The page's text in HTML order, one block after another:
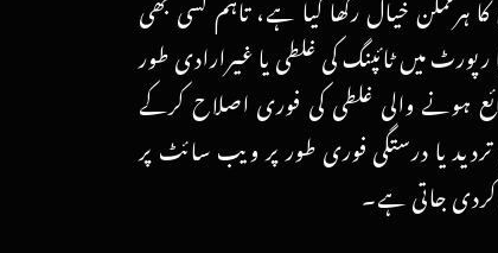
رپورٹ میں ٹائپنگ کی غلطی یا غیرارادی طور
ہونے والی غلطی کی فوری اصلاح کرکے
یا درستگی فوری طور پر ویب سائٹ پر
جاتی ہے۔